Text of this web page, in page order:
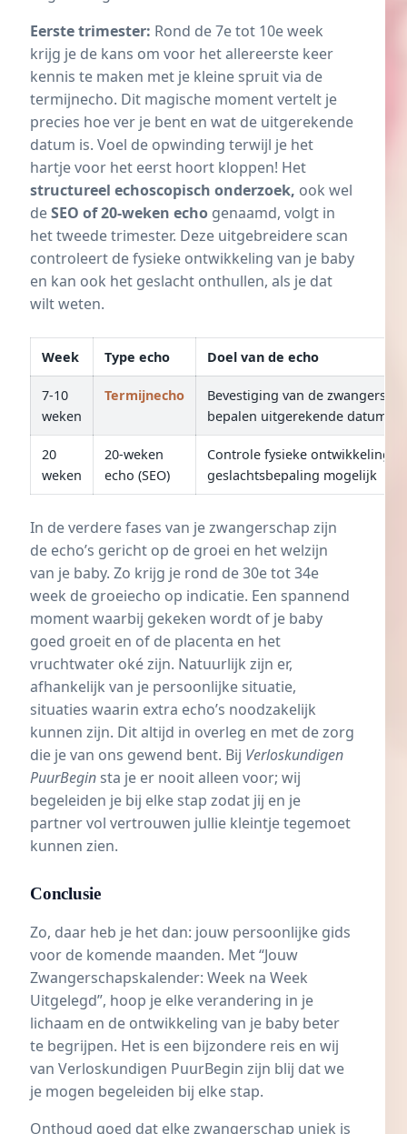
Eerste trimester: Rond de 7e tot 10e week
krijg je de kans om voor het allereerste keer
kennis te maken met je kleine spruit via de
termijnecho. Dit magische moment vertelt je
precies hoe ver je bent en wat de uitgerekende
datum is. Voel de opwinding terwijl je het
hartje voor het eerst hoort kloppen! Het
structureel echoscopisch onderzoek, ook wel
deSEO of 20-weken echo genaamd, volgt in
het tweede trimester. Deze uitgebreidere scan
controleert de fysieke ontwikkeling van je baby
en kan ook het geslacht onthullen, als je dat
wilt weten.
Week Type echo Doel van de echo
7-10
weken
Termijnecho
Bevestiging van de
bepalen uitgerekende datum
20
weken
20-weken
echo (SEO)
Controle fysieke ontwikkeling
geslachtsbepaling mogelijk
In de verdere fases van je zwangerschap zijn
de echo’s gericht op de groei en het welzijn
van je baby. Zo krijg je rond de 30e tot 34e
week de groeiecho op indicatie. Een spannend
moment waarbij gekeken wordt of je baby
goed groeit en of de placenta en het
vruchtwater oké zijn. Natuurlijk zijn er,
afhankelijk van je persoonlijke situatie,
situaties waarin extra echo’s noodzakelijk
kunnen zijn. Dit altijd in overleg en met de zorg
die je van ons gewend bent. Bij Verloskundigen
PuurBegin sta je er nooit alleen voor; wij
begeleiden je bij elke stap zodat jij en je
partner vol vertrouwen jullie kleintje tegemoet
kunnen zien.
Conclusie
Zo, daar heb je het dan: jouw persoonlijke gids
voor de komende maanden. Met “Jouw
Zwangerschapskalender: Week na Week
Uitgelegd”, hoop je elke verandering in je
lichaam en de ontwikkeling van je baby beter
te begrijpen. Het is een bijzondere reis en wij
van Verloskundigen PuurBegin zijn blij dat we
je mogen begeleiden bij elke stap.
Onthoud goed dat elke zwangerschap uniek is